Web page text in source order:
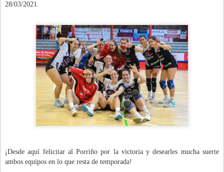
28/03/2021.
¡Desde aquí felicitar al Porriño por la victoria y desearles mucha suerte
ambos equipos en lo que resta de temporada!